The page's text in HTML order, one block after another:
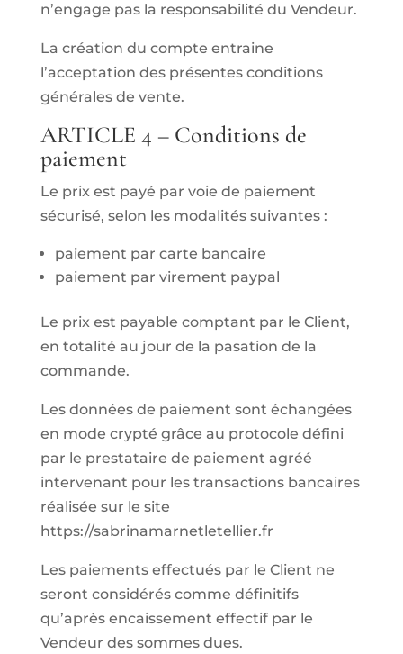
n’engage pas la responsabilité du Vendeur.
La création du compte entraine
l’acceptation des présentes conditions
générales de vente.
ARTICLE 4 – Conditions de
paiement
Le prix est payé par voie de paiement
sécurisé, selon les modalités suivantes :
paiement par carte bancaire
paiement par virement paypal
Le prix est payable comptant par le Client,
en totalité au jour de la pasation de la
commande.
Les données de paiement sont échangées
en mode crypté grâce au protocole défini
par le prestataire de paiement agréé
intervenant pour les transactions bancaires
réalisée sur le site
https://sabrinamarnetletellier.fr
Les paiements effectués par le Client ne
seront considérés comme définitifs
qu’après encaissement effectif par le
Vendeur des sommes dues.